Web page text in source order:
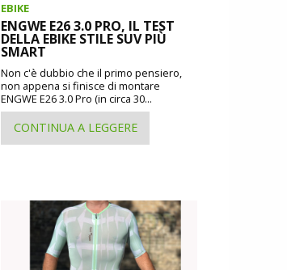
EBIKE
ENGWE E26 3.0 PRO, IL TEST
DELLA EBIKE STILE SUV PIÙ
SMART
Non c'è dubbio che il primo pensiero,
non appena si finisce di montare
ENGWE E26 3.0 Pro (in circa 30...
CONTINUA A LEGGERE